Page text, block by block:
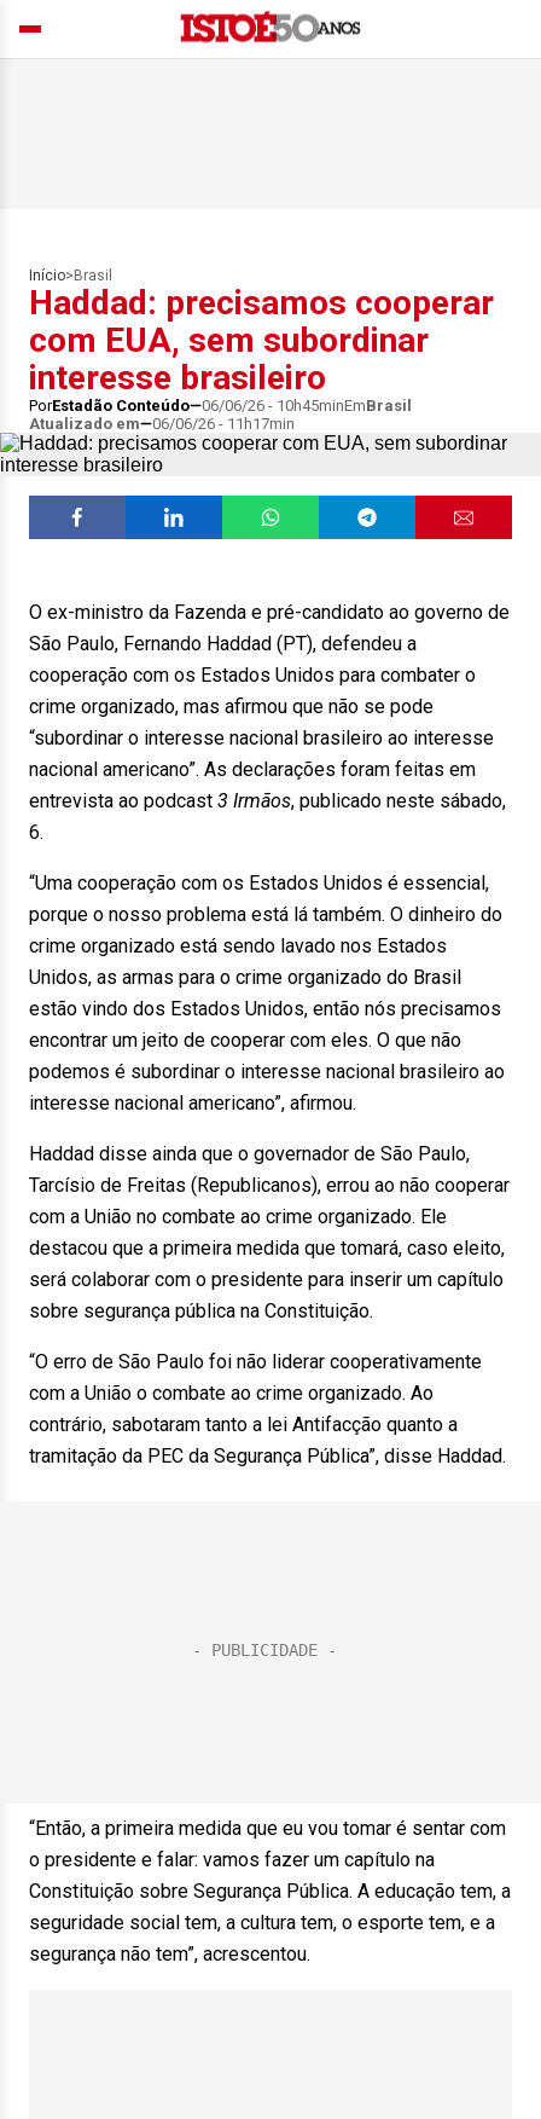
Início> Brasil
Haddad: precisamos cooperar
com EUA, sem subordinar
interesse brasileiro
PorEstadão Conteúdo 06/06/26 - 10h45minEmBrasil
Atualizado em
06/06/26 - 11h17min
O ex-ministro da Fazenda e pré-candidato ao governo de
São Paulo, Fernando Haddad (PT), defendeu a
cooperação com os Estados Unidos para combater o
crime organizado, mas afirmou que não se pode
“subordinar o interesse nacional brasileiro ao interesse
nacional americano”. As declarações foram feitas em
entrevista ao podcast 3 Irmãos, publicado neste sábado,
6.
“Uma cooperação com os Estados Unidos é essencial,
porque o nosso problema está lá também. O dinheiro do
crime organizado está sendo lavado nos Estados
Unidos, as armas para o crime organizado do Brasil
estão vindo dos Estados Unidos, então nós precisamos
encontrar um jeito de cooperar com eles. O que não
podemos é subordinar o interesse nacional brasileiro ao
interesse nacional americano”, afirmou.
Haddad disse ainda que o governador de São Paulo,
Tarcísio de Freitas (Republicanos), errou ao não cooperar
com a União no combate ao crime organizado. Ele
destacou que a primeira medida que tomará, caso eleito,
será colaborar com o presidente para inserir um capítulo
sobre segurança pública na Constituição.
“O erro de São Paulo foi não liderar cooperativamente
com a União o combate ao crime organizado. Ao
contrário, sabotaram tanto a lei Antifacção quanto a
tramitação da PEC da Segurança Pública”, disse Haddad.
“Então, a primeira medida que eu vou tomar é sentar com
o presidente e falar: vamos fazer um capítulo na
Constituição sobre Segurança Pública. A educação tem, a
seguridade social tem, a cultura tem, o esporte tem, e a
segurança não tem”, acrescentou.